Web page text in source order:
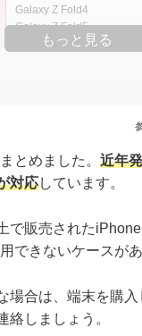
Galaxy Z Fold4
Galaxy Z Fold5
Galaxy Z Flip4
Xperia 5 IV
Xperia 5 V
Xperia 10 IV Xperia 10 V
AQUOS R8シリーズ
AQUOS R7
AQUOS sense7シリーズ
AQUOS sense6
AQUOS sense6s
もっと見る
とめました。 近年
対応しています。
で販売された
できないケースがあ
場合は、端末を購入
絡しましょう。